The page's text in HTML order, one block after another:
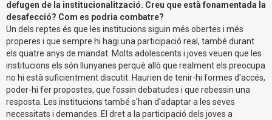
defugen de la institucionalització. Creu que està fonamentada la
desafecció? Com es podria combatre?
Un dels reptes és que les institucions siguin més obertes i més
properes i que sempre hi hagi una participació real, també durant
els quatre anys de mandat. Molts adolescents i joves veuen que les
institucions els són llunyanes perquè allò que realment els preocupa
no hi està suficientment discutit. Haurien de tenir-hi formes d'accés,
poder-hi fer propostes, que fossin debatudes i que rebessin una
resposta. Les institucions també s'han d'adaptar a les seves
necessitats i demandes. El dret a la participació dels joves a